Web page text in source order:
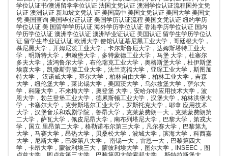
学位认证书/澳洲留学学位认证 法国文凭认证 澳洲学位认证流程国外文凭
认证 澳洲认证 新加坡文凭认 证 美国高中 美国文凭认证 美国大学 美国文
凭 美国查询 美国毕业证认证 美国学历认证流程 美国文凭认证 纽约学历
学位认证 美 国留学学历认证 海外学历学位认证 香港学历学位认证 国内
学历学位认证 澳洲学位认证 澳洲毕业证认证 美国认证 留学生学历学位认
证 留学生毕业证认证 欧洲大学 使馆认证慕尼黑工业大学，哥廷根大学，
慕尼黑大学，开姆尼茨工业大学，卡尔斯鲁厄大学，达姆斯塔特工业大
学，明斯特大学，弗赖堡大学，多特蒙德工业大学，马堡 大学，杜塞尔
多夫大学，波鸿鲁尔大学，布伦瑞克工业大学，奥格斯堡大学，杜伊斯堡
埃森大学，凯撒斯劳滕工业大学，法兰克福大学，亚琛工业大学，斯图加
特大学， 汉诺威大学，基尔大学，柏林自由大学，柏林工业大学，吉森
大学，纽伦堡大学，莱比锡大学，美因茨大学，乌尔兹堡大学，萨尔大
学，科隆大学，不来梅大学，奥登堡 大学，安哈尔特应用技术大学，波
恩大学，勃兰登堡工业大学，德累斯顿工业大学，汉堡大学，柏林洪堡大
学，卡塞尔大学，克劳斯塔尔工业大学，罗斯托克大学，耶拿 应用技术
大学，汉堡音乐和戏剧学院，鲁昂大学，克莱蒙费朗一大，克莱蒙费朗第
二大学，萨瓦大学，佩皮尼昂大学，南布列塔尼大学，巴黎大学，第戎大
学，国立 里昂第二大学，格勒诺布尔第三大学，凡尔赛大学，巴黎第九
大学，马赛大学，昂热大学，贝桑松大学，波城大学，滨海大学，科西嘉
大学，尼斯大学，巴黎第八大学， 南锡一大，雷恩一大，巴黎第四大
学，卡昂大学，蒙彼利埃三大，蒙彼利埃大学，图尔大学，INSEEC，图